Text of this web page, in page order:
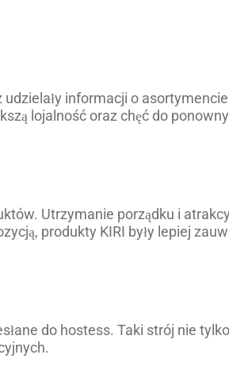
informacji o asortymencie
lojalność oraz chęć do
Utrzymanie porządku i
produkty KIRI były lepiej
do hostess. Taki strój nie